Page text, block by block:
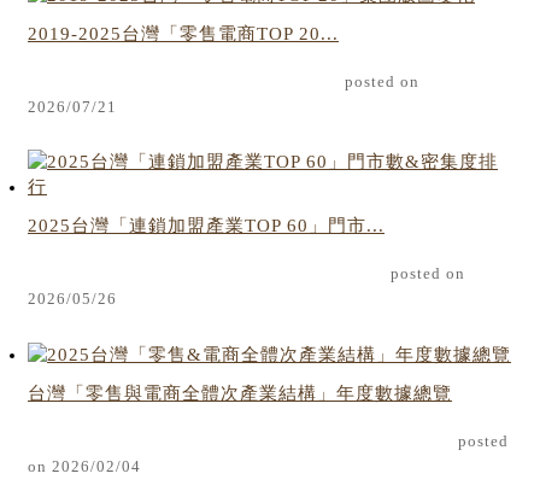
2019-2025台灣「零售電商TOP 20...
posted on
2026/07/21
2025台灣「連鎖加盟產業TOP 60」門市...
posted on
2026/05/26
台灣「零售與電商全體次產業結構」年度數據總覽
posted
on 2026/02/04